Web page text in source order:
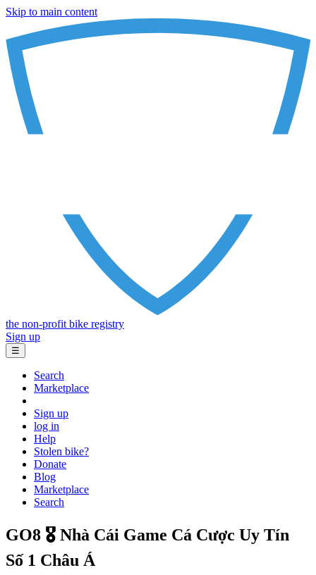
Skip to main content
the non-profit bike registry
Sign up
☰
Search
Marketplace
Sign up
log in
Help
Stolen bike?
Donate
Blog
Marketplace
Search
GO8 🎖️ Nhà Cái Game Cá Cược Uy Tín
Số 1 Châu Á